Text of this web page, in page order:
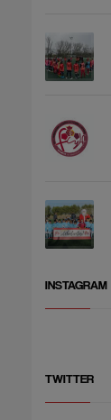
INSTAGRAM
TWITTER